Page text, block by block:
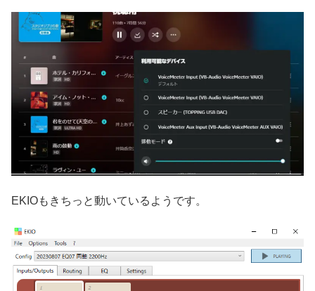
EKIOもきちっと動いているようです。